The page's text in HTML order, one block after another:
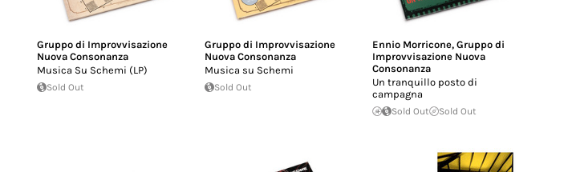
Gruppo di Improvvisazione
Nuova Consonanza
Musica Su Schemi (LP)
Sold Out
Gruppo di Improvvisazione
Nuova Consonanza
Musica su Schemi
Sold Out
Ennio Morricone, Gruppo di
Improvvisazione Nuova
Consonanza
Un tranquillo posto di
campagna
Sold Out Sold Out